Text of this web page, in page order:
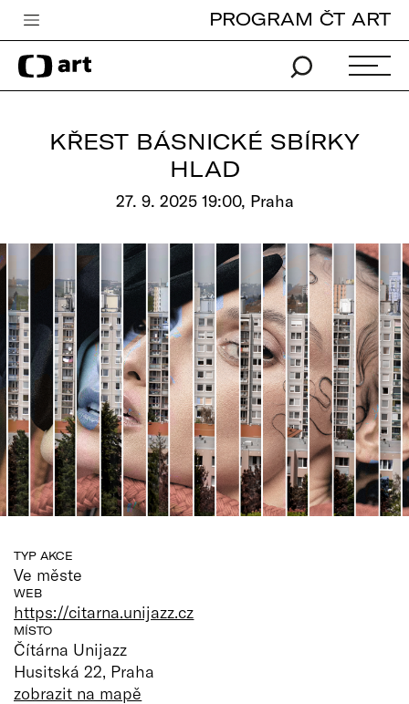
Česká televize
Zpravodajství
Vše o ČT
PROGRAM ČT ART
KŘEST BÁSNICKÉ SBÍRKY
HLAD
27. 9. 2025 19:00, Praha
TYP AKCE
Ve měste
WEB
https://citarna.unijazz.cz
MÍSTO
Čítárna Unijazz
Husitská 22, Praha
zobrazit na mapě